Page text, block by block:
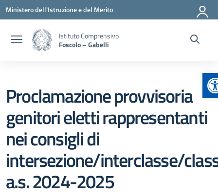
Vai ai contenuti
Vai al menu di navigazione
Vai al footer
Ministero dell'Istruzione e del Merito
Istituto Comprensivo
Foscolo – Gabelli
Proclamazione provvisoria
genitori eletti rappresentanti
nei consigli di
intersezione/interclasse/
a.s. 2024-2025